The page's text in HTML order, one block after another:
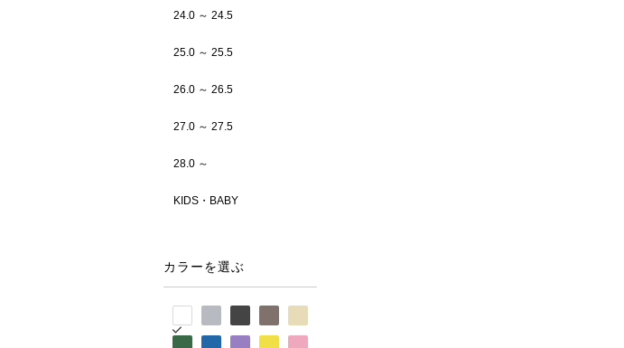
24.0 ～ 24.5
25.0 ～ 25.5
26.0 ～ 26.5
27.0 ～ 27.5
28.0 ～
KIDS・BABY
カラーを選ぶ